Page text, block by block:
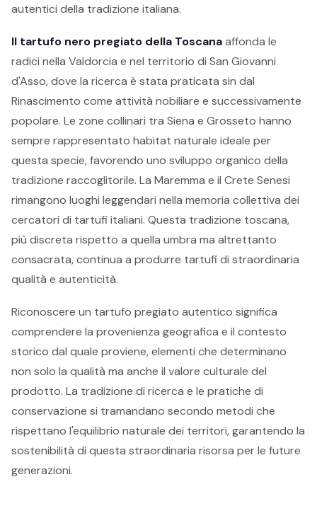
autentici della tradizione italiana.
Il tartufo nero pregiato della Toscanaaffonda le
radici nella Valdorcia e nel territorio di San Giovanni
d'Asso, dove la ricerca è stata praticata sin dal
Rinascimento come attività nobiliare e successivamente
popolare. Le zone collinari tra Siena e Grosseto hanno
sempre rappresentato habitat naturale ideale per
questa specie, favorendo uno sviluppo organico della
tradizione raccoglitorile. La Maremma e il Crete Senesi
rimangono luoghi leggendari nella memoria collettiva dei
cercatori di tartufi italiani. Questa tradizione toscana,
più discreta rispetto a quella umbra ma altrettanto
consacrata, continua a produrre tartufi di straordinaria
qualità e autenticità.
Riconoscere un tartufo pregiato autentico significa
comprendere la provenienza geografica e il contesto
storico dal quale proviene, elementi che determinano
non solo la qualità ma anche il valore culturale del
prodotto. La tradizione di ricerca e le pratiche di
conservazione si tramandano secondo metodi che
rispettano l'equilibrio naturale dei territori, garantendo la
sostenibilità di questa straordinaria risorsa per le future
generazioni.